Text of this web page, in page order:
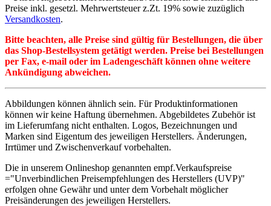
Preise inkl. gesetzl. Mehrwertsteuer z.Zt. 19% sowie zuzüglich
Versandkosten.
Bitte beachten, alle Preise sind gültig für Bestellungen, die über
das Shop-Bestellsystem getätigt werden. Preise bei Bestellungen
per Fax, e-mail oder im Ladengeschäft können ohne weitere
Ankündigung abweichen.
Abbildungen können ähnlich sein. Für Produktinformationen
können wir keine Haftung übernehmen. Abgebildetes Zubehör ist
im Lieferumfang nicht enthalten. Logos, Bezeichnungen und
Marken sind Eigentum des jeweiligen Herstellers. Änderungen,
Irrtümer und Zwischenverkauf vorbehalten.
Die in unserem Onlineshop genannten empf.Verkaufspreise
="Unverbindlichen Preisempfehlungen des Herstellers (UVP)"
erfolgen ohne Gewähr und unter dem Vorbehalt möglicher
Preisänderungen des jeweiligen Herstellers.